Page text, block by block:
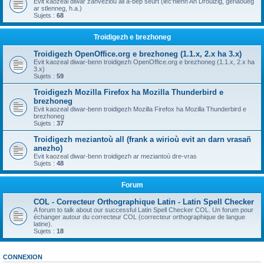
ar stlenneg, h.a.)
Sujets : 68
Troidigezh e brezhoneg
Troidigezh OpenOffice.org e brezhoneg (1.1.x, 2.x ha 3.x)
Evit kaozeal diwar-benn troidigezh OpenOffice.org e brezhoneg (1.1.x, 2.x ha
3.x)
Sujets : 59
Troidigezh Mozilla Firefox ha Mozilla Thunderbird e
brezhoneg
Evit kaozeal diwar-benn troidigezh Mozilla Firefox ha Mozilla Thunderbird e
brezhoneg
Sujets : 37
Troidigezh meziantoù all (frank a wirioù evit an darn vrasañ
anezho)
Evit kaozeal diwar-benn troidigezh ar meziantoù dre-vras
Sujets : 48
Forum
COL - Correcteur Orthographique Latin - Latin Spell Checker
A forum to talk about our successful Latin Spell Checker COL. Un forum pour
échanger autour du correcteur COL (correcteur orthographique de langue
latine).
Sujets : 18
CONNEXION